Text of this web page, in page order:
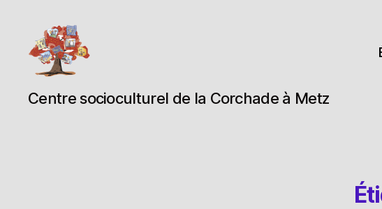
Corchade
Centre socioculturel de la Corchade à Metz